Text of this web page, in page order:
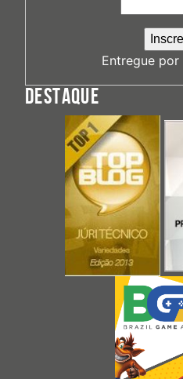
Entregue por
DESTAQUE